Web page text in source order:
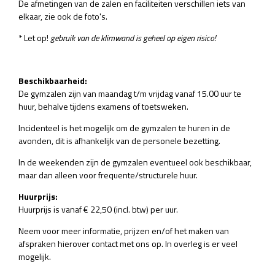
De afmetingen van de zalen en faciliteiten verschillen iets van
elkaar, zie ook de foto's.
* Let op! gebruik van de klimwand is geheel op eigen risico!
Beschikbaarheid:
De gymzalen zijn van maandag t/m vrijdag vanaf 15.00 uur te
huur, behalve tijdens examens of toetsweken.
Incidenteel is het mogelijk om de gymzalen te huren in de
avonden, dit is afhankelijk van de personele bezetting.
In de weekenden zijn de gymzalen eventueel ook beschikbaar,
maar dan alleen voor frequente/structurele huur.
Huurprijs:
Huurprijs is vanaf € 22,50 (incl. btw) per uur.
Neem voor meer informatie, prijzen en/of het maken van
afspraken hierover contact met ons op. In overleg is er veel
mogelijk.